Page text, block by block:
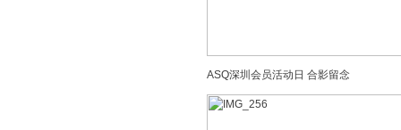
ASQ深圳会员活动日 合影留念